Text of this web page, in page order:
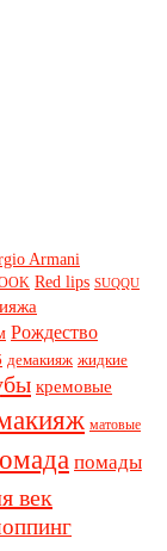
Armani
Red lips SUQQU
Рождество
демакияж жидкие
кремовые
матовые
помады
век